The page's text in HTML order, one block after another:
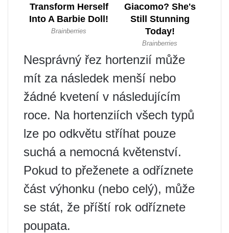
Nesprávný řez hortenzií může
mít za následek menší nebo
žádné kvetení v následujícím
roce. Na hortenziích všech typů
lze po odkvětu stříhat pouze
suchá a nemocná květenství.
Pokud to přeženete a odříznete
část výhonku (nebo celý), může
se stát, že příští rok odříznete
poupata.